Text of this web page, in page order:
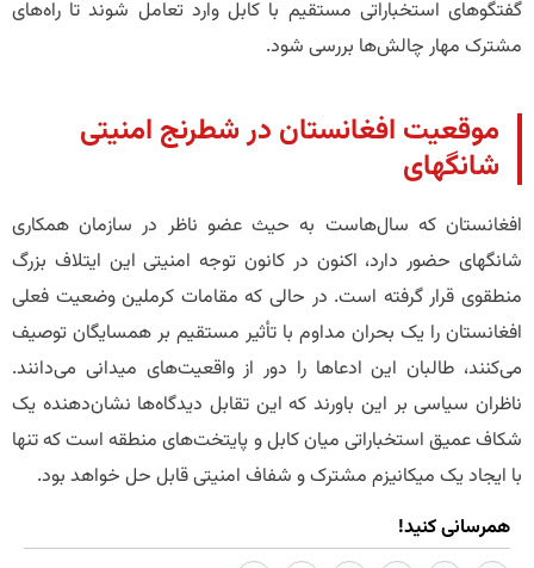
گفتگوهای استخباراتی مستقیم با کابل وارد تعامل شوند تا راه‌های
مشترک مهار چالش‌ها بررسی شود.
​موقعیت افغانستان در شطرنج امنیتی
شانگهای
افغانستان که سال‌هاست به حیث عضو ناظر در سازمان همکاری
شانگهای حضور دارد، اکنون در کانون توجه امنیتی این ایتلاف بزرگ
منطقوی قرار گرفته است. در حالی که مقامات کرملین وضعیت فعلی
افغانستان را یک بحران مداوم با تأثیر مستقیم بر همسایگان توصیف
می‌کنند، طالبان این ادعاها را دور از واقعیت‌های میدانی می‌دانند.
ناظران سیاسی بر این باورند که این تقابل دیدگاه‌ها نشان‌دهنده یک
شکاف عمیق استخباراتی میان کابل و پایتخت‌های منطقه است که تنها
با ایجاد یک میکانیزم مشترک و شفاف امنیتی قابل حل خواهد بود.
همرسانی کنید!